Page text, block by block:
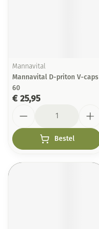
Mannavital
Mannavital D-priton V-caps
60
€ 25,95
Bestel